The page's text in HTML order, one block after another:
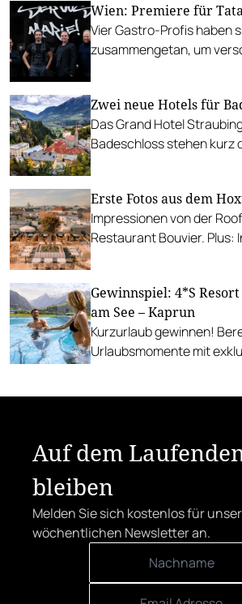
Wien: Premiere für
Vier Gastro-Profis haben
zusammengetan, um
Zwei neue Hotels für
Das Grand Hotel
Badeschloss stehen kurz
Erste Fotos aus dem
Impressionen von der
Restaurant Bouvier. Plus:
Gewinnspiel: 4*S Resort
am See – Kaprun
Kurzurlaub gewinnen!
Urlaubsmomente mit
Auf dem
bleiben
Melden Sie sich kostenlos für
wöchentlichen Newsletter an.